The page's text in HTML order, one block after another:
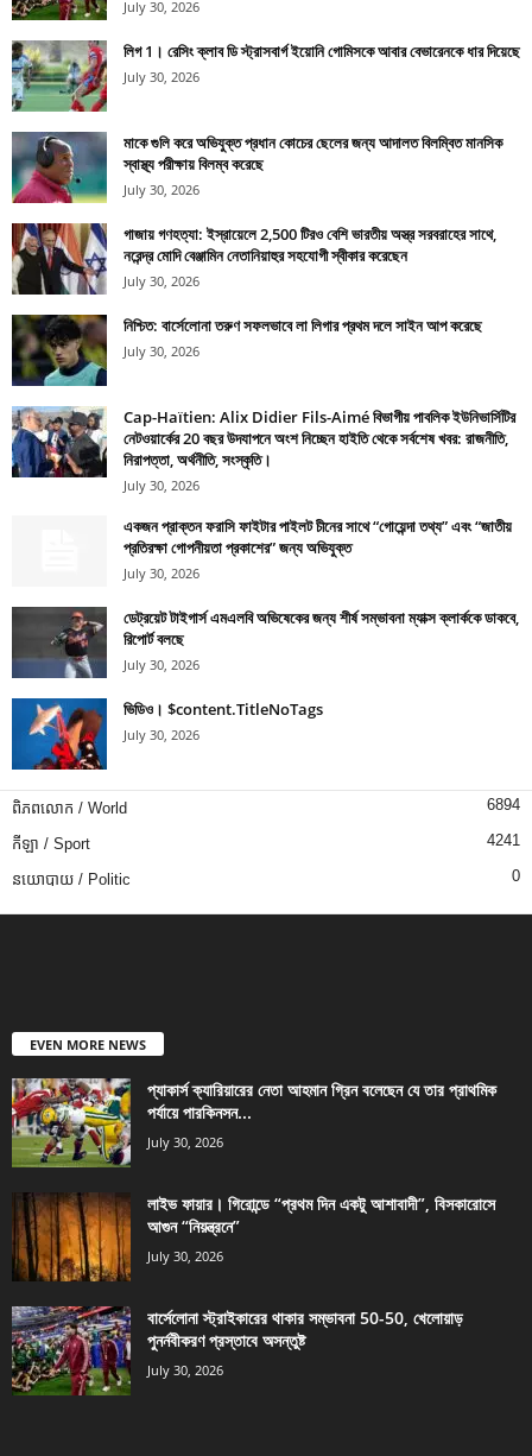
July 30, 2026
লিগ 1। রেসিং ক্লাব ডি স্ট্রাসবার্গ ইয়োনি গোমিসকে আবার বেভারেনকে ধার দিয়েছে
July 30, 2026
মাকে গুলি করে অভিযুক্ত প্রধান কোচের ছেলের জন্য আদালত বিলম্বিত মানসিক
স্বাস্থ্য পরীক্ষায় বিলম্ব করেছে
July 30, 2026
গাজায় গণহত্যা: ইস্রায়েলে 2,500 টিরও বেশি ভারতীয় অস্ত্র সরবরাহের সাথে,
নরেন্দ্র মোদি বেঞ্জামিন নেতানিয়াহুর সহযোগী স্বীকার করেছেন
July 30, 2026
নিশ্চিত: বার্সেলোনা তরুণ সফলভাবে লা লিগার প্রথম দলে সাইন আপ করেছে
July 30, 2026
Cap-Haïtien: Alix Didier Fils-Aimé বিভাগীয় পাবলিক ইউনিভার্সিটির
নেটওয়ার্কের 20 বছর উদযাপনে অংশ নিচ্ছেন হাইতি থেকে সর্বশেষ খবর: রাজনীতি,
নিরাপত্তা, অর্থনীতি, সংস্কৃতি।
July 30, 2026
একজন প্রাক্তন ফরাসি ফাইটার পাইলট চীনের সাথে “গোয়েন্দা তথ্য” এবং “জাতীয়
প্রতিরক্ষা গোপনীয়তা প্রকাশের” জন্য অভিযুক্ত
July 30, 2026
ডেট্রয়েট টাইগার্স এমএলবি অভিষেকের জন্য শীর্ষ সম্ভাবনা ম্যাক্স ক্লার্ককে ডাকবে,
রিপোর্ট বলছে
July 30, 2026
ভিডিও। $content.TitleNoTags
July 30, 2026
ពិភពលោក / World 6894
កីឡា / Sport 4241
នយោបាយ / Politic 0
EVEN MORE NEWS
প্যাকার্স ক্যারিয়ারের নেতা আহমান গ্রিন বলেছেন যে তার প্রাথমিক
পর্যায়ে পারকিনসন...
July 30, 2026
লাইভ ফায়ার। গিরোন্ডে “প্রথম দিন একটু আশাবাদী”, বিসকারোসে
আগুন “নিয়ন্ত্রনে”
July 30, 2026
বার্সেলোনা স্ট্রাইকারের থাকার সম্ভাবনা 50-50, খেলোয়াড়
পুনর্নবীকরণ প্রস্তাবে অসন্তুষ্ট
July 30, 2026